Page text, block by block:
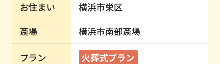
お住まい
横浜市栄区
斎場
横浜市南部斎場
プラン 火葬式プラン